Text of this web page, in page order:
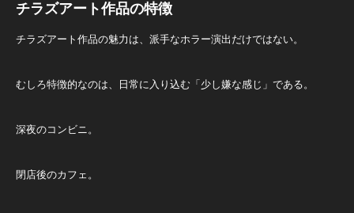
チラズアート作品の特徴
チラズアート作品の魅力は、派手なホラー演出だけではない。
むしろ特徴的なのは、日常に入り込む「少し嫌な感じ」である。
深夜のコンビニ。
閉店後のカフェ。